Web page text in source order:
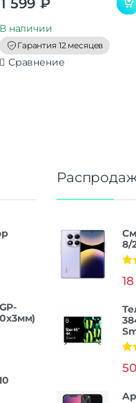
o
В наличии
Гарантия 12 месяцев
Сравнение
8/
из
из 5